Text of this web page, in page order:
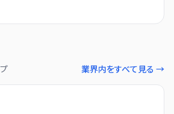
業界内をすべて見る →